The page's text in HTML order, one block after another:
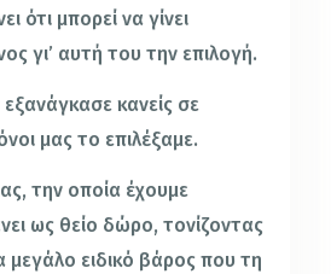
ότι μπορεί να γίνει
γι’ αυτή του την επιλογή.
κανείς σε
μας το επιλέξαμε.
την οποία έχουμε
ως θείο δώρο, τονίζοντας
μεγάλο ειδικό βάρος που τη